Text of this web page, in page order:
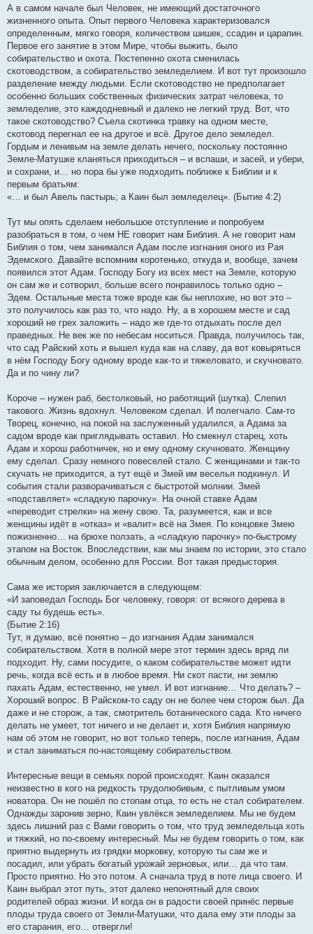
А в самом начале был Человек, не имеющий достаточного
жизненного опыта. Опыт первого Человека характеризовался
определенным, мягко говоря, количеством шишек, ссадин и царапин.
Первое его занятие в этом Мире, чтобы выжить, было
собирательство и охота. Постепенно охота сменилась
скотоводством, а собирательство земледелием. И вот тут произошло
разделение между людьми. Если скотоводство не предполагает
особенно больших собственных физических затрат человека, то
земледелие, это каждодневный и далеко не легкий труд. Вот, что
такое скотоводство? Съела скотинка травку на одном месте,
скотовод перегнал ее на другое и всё. Другое дело земледел.
Гордым и ленивым на земле делать нечего, поскольку постоянно
Земле-Матушке кланяться приходиться – и вспаши, и засей, и убери,
и сохрани, и… но пора бы уже подходить поближе к Библии и к
первым братьям:
«… и был Авель пастырь; а Каин был земледелец». (Бытие 4:2)
Тут мы опять сделаем небольшое отступление и попробуем
разобраться в том, о чем НЕ говорит нам Библия. А не говорит нам
Библия о том, чем занимался Адам после изгнания оного из Рая
Эдемского. Давайте вспомним коротенько, откуда и, вообще, зачем
появился этот Адам. Господу Богу из всех мест на Земле, которую
он сам же и сотворил, больше всего понравилось только одно –
Эдем. Остальные места тоже вроде как бы неплохие, но вот это –
это получилось как раз то, что надо. Ну, а в хорошем месте и сад
хороший не грех заложить – надо же где-то отдыхать после дел
праведных. Не век же по небесам носиться. Правда, получилось так,
что сад Райский хоть и вышел куда как на славу, да вот ковыряться
в нём Господу Богу одному вроде как-то и тяжеловато, и скучновато.
Да и по чину ли?
Короче – нужен раб, бестолковый, но работящий (шутка). Слепил
такового. Жизнь вдохнул. Человеком сделал. И полегчало. Сам-то
Творец, конечно, на покой на заслуженный удалился, а Адама за
садом вроде как приглядывать оставил. Но смекнул старец, хоть
Адам и хорош работничек, но и ему одному скучновато. Женщину
ему сделал. Сразу немного повеселей стало. С женщинами и так-то
скучать не приходится, а тут ещё и Змей им веселья подкинул. И
события стали разворачиваться с быстротой молнии. Змей
«подставляет» «сладкую парочку». На очной ставке Адам
«переводит стрелки» на жену свою. Та, разумеется, как и все
женщины идёт в «отказ» и «валит» всё на Змея. По концовке Змею
пожизненно… на брюхе ползать, а «сладкую парочку» по-быстрому
этапом на Восток. Впоследствии, как мы знаем по истории, это стало
обычным делом, особенно для России. Вот такая предыстория.
Сама же история заключается в следующем:
«И заповедал Господь Бог человеку, говоря: от всякого дерева в
саду ты будешь есть».
(Бытие 2:16)
Тут, я думаю, всё понятно – до изгнания Адам занимался
собирательством. Хотя в полной мере этот термин здесь вряд ли
подходит. Ну, сами посудите, о каком собирательстве может идти
речь, когда всё есть и в любое время. Ни скот пасти, ни землю
пахать Адам, естественно, не умел. И вот изгнание… Что делать? –
Хороший вопрос. В Райском-то саду он не более чем сторож был. Да
даже и не сторож, а так, смотритель ботанического сада. Кто ничего
делать не умеет, тот ничего и не делает и, хотя Библия напрямую
нам об этом не говорит, но вот только теперь, после изгнания, Адам
и стал заниматься по-настоящему собирательством.
Интересные вещи в семьях порой происходят. Каин оказался
неизвестно в кого на редкость трудолюбивым, с пытливым умом
новатора. Он не пошёл по стопам отца, то есть не стал собирателем.
Однажды заронив зерно, Каин увлёкся земледелием. Мы не будем
здесь лишний раз с Вами говорить о том, что труд земледельца хоть
и тяжкий, но по-своему интересный. Мы не будем говорить о том, как
приятно выдернуть из грядки морковку, которую ты сам же и
посадил, или убрать богатый урожай зерновых, или… да что там.
Просто приятно. Но это потом. А сначала труд в поте лица своего. И
Каин выбрал этот путь, этот далеко непонятный для своих
родителей образ жизни. И когда он в радости своей принёс первые
плоды труда своего от Земли-Матушки, что дала ему эти плоды за
его старания, его… отвергли!